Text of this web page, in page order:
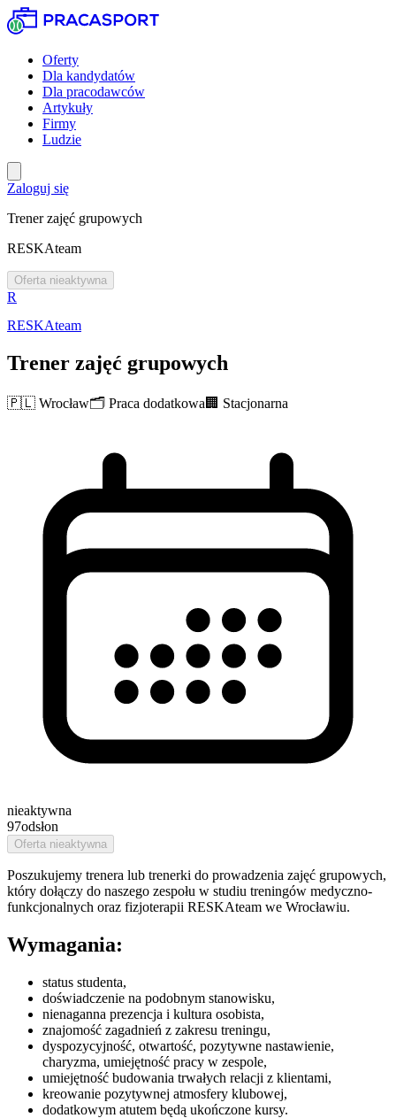
Oferty
Dla kandydatów
Dla pracodawców
Artykuły
Firmy
Ludzie
Zaloguj się
Trener zajęć grupowych
RESKAteam
Oferta nieaktywna
R
RESKAteam
Trener zajęć grupowych
🇵🇱 Wrocław🗂️ Praca dodatkowa 🏢 Stacjonarna
nieaktywna
97odsłon
Oferta nieaktywna
Poszukujemy trenera lub trenerki do prowadzenia zajęć grupowych,
który dołączy do naszego zespołu w studiu treningów medyczno-
funkcjonalnych oraz fizjoterapii RESKAteam we Wrocławiu.
Wymagania:
status studenta,
doświadczenie na podobnym stanowisku,
nienaganna prezencja i kultura osobista,
znajomość zagadnień z zakresu treningu,
dyspozycyjność, otwartość, pozytywne nastawienie,
charyzma, umiejętność pracy w zespole,
umiejętność budowania trwałych relacji z klientami,
kreowanie pozytywnej atmosfery klubowej,
dodatkowym atutem będą ukończone kursy.